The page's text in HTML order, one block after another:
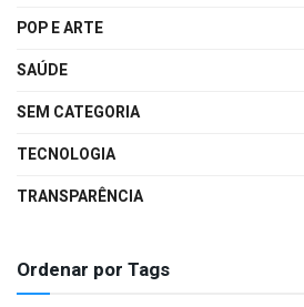
POP E ARTE
SAÚDE
SEM CATEGORIA
TECNOLOGIA
TRANSPARÊNCIA
Ordenar por Tags